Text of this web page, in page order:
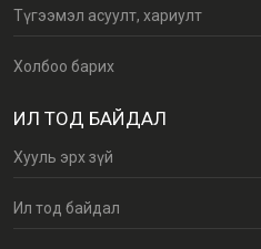
Түгээмэл асуулт, хариулт
Холбоо барих
ИЛ ТОД БАЙДАЛ
Хууль эрх зүй
Ил тод байдал